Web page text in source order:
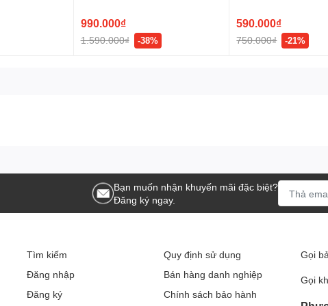
990.000₫
1.590.000₫ -38%
590.000₫
750.000₫ -21%
Bạn muốn nhận khuyến mãi đặc biệt?
Đăng ký ngay.
Tìm kiếm
Đăng nhập
Đăng ký
Quy định sử dụng
Bán hàng danh nghiệp
Chính sách bảo hành
Gọi
Gọi